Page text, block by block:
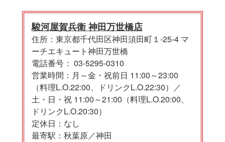
駿河屋賀兵衛 神田万世橋店
住所：東京都千代田区神田須田町１-25-4 マ
ーチエキュート神田万世橋
電話番号： 03-5295-0310
営業時間：月～金・祝前日 11:00～23:00
（料理L.O.22:00、ドリンクL.O.22:30）／
土・日・祝 11:00～21:00（料理L.O.20:00、
ドリンクL.O.20:30）
定休日：なし
最寄駅：秋葉原／神田